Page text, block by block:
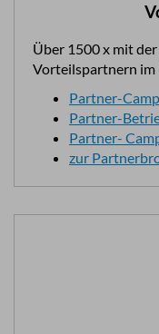
Über 1500 x mit
Vorteilspartnern im
Partner-
Partner-
Partner-
zur